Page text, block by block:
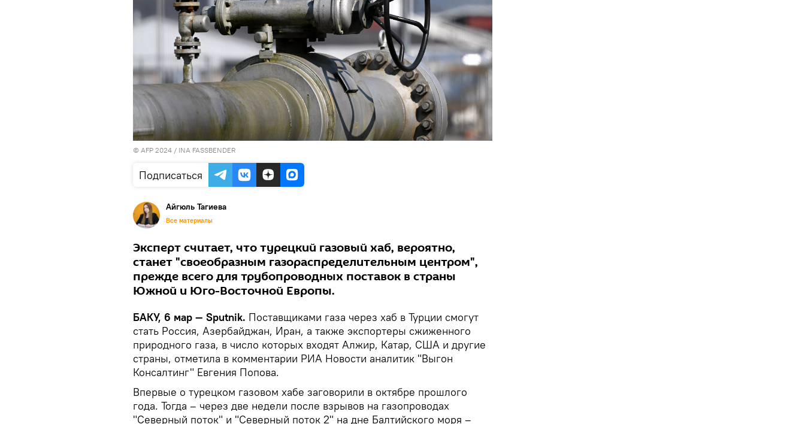
© AFP 2024 / INA FASSBENDER
Подписаться
Айгюль Тагиева
Все материалы
Эксперт считает, что турецкий газовый хаб, вероятно,
станет "своеобразным газораспределительным центром",
прежде всего для трубопроводных поставок в страны
Южной и Юго-Восточной Европы.
БАКУ, 6 мар — Sputnik. Поставщиками газа через хаб в Турции смогут
стать Россия, Азербайджан, Иран, а также экспортеры сжиженного
природного газа, в число которых входят Алжир, Катар, США и другие
страны, отметила в комментарии РИА Новости аналитик "Выгон
Консалтинг" Евгения Попова.
Впервые о турецком газовом хабе заговорили в октябре прошлого
года. Тогда – через две недели после взрывов на газопроводах
"Северный поток" и "Северный поток 2" на дне Балтийского моря –